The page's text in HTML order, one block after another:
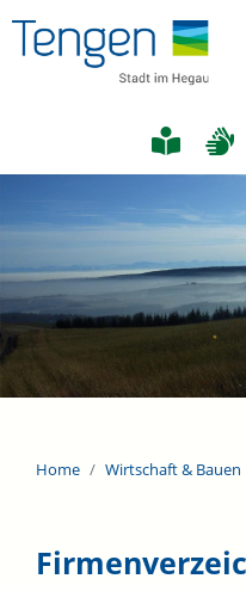
Home Wirtschaft & Bauen